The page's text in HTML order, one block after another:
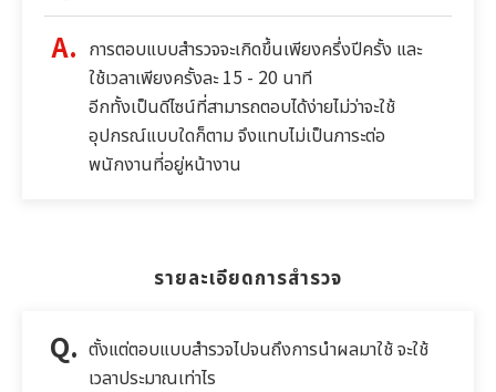
การตอบแบบสำรวจจะเกิดขึ้นเพียงครึ่งปีครั้ง และ
ใช้เวลาเพียงครั้งละ 15 - 20 นาที
อีกทั้งเป็นดีไซน์ที่สามารถตอบได้ง่ายไม่ว่าจะใช้
อุปกรณ์แบบใดก็ตาม จึงแทบไม่เป็นภาระต่อ
พนักงานที่อยู่หน้างาน
รายละเอียดการสำรวจ
ตั้งแต่ตอบแบบสำรวจไปจนถึงการนำผลมาใช้ จะใช้
เวลาประมาณเท่าไร